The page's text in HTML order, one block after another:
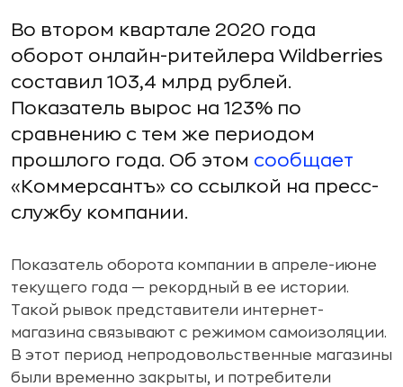
Во втором квартале 2020 года
оборот онлайн-ритейлера Wildberries
составил 103,4 млрд рублей.
Показатель вырос на 123% по
сравнению с тем же периодом
прошлого года. Об этом сообщает
«Коммерсантъ» со ссылкой на пресс-
службу компании.
Показатель оборота компании в апреле-июне
текущего года — рекордный в ее истории.
Такой рывок представители интернет-
магазина связывают с режимом самоизоляции.
В этот период непродовольственные магазины
были временно закрыты, и потребители